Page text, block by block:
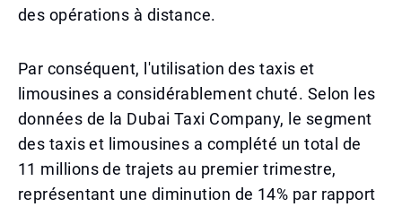
des opérations à distance.
Par conséquent, l'utilisation des taxis et
limousines a considérablement chuté. Selon les
données de la Dubai Taxi Company, le segment
des taxis et limousines a complété un total de
11 millions de trajets au premier trimestre,
représentant une diminution de 14% par rapport